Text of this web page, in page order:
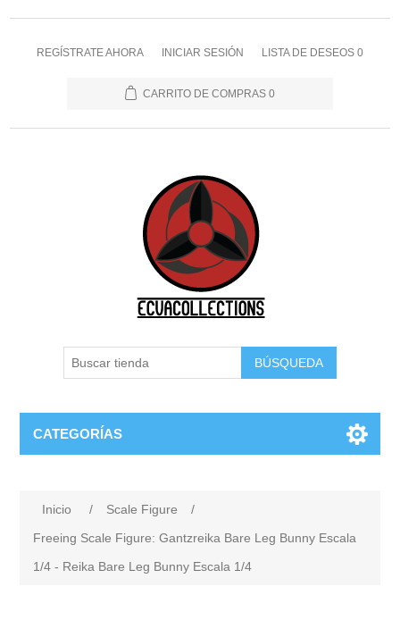
REGÍSTRATE AHORA INICIAR SESIÓN LISTA DE DESEOS 0
CARRITO DE COMPRAS 0
BÚSQUEDA
CATEGORÍAS
Inicio / Scale Figure
/
Freeing Scale Figure: Gantzreika Bare Leg Bunny Escala
1/4 - Reika Bare Leg Bunny Escala 1/4